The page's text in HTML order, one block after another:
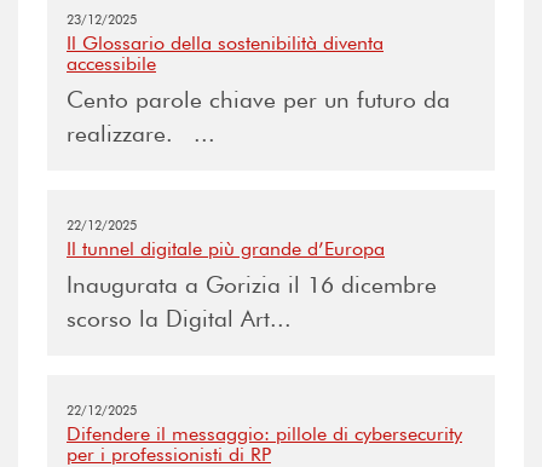
23/12/2025
Il Glossario della sostenibilità diventa
accessibile
Cento parole chiave per un futuro da
realizzare. ...
22/12/2025
Il tunnel digitale più grande d’Europa
Inaugurata a Gorizia il 16 dicembre
scorso la Digital Art...
22/12/2025
Difendere il messaggio: pillole di cybersecurity
per i professionisti di RP